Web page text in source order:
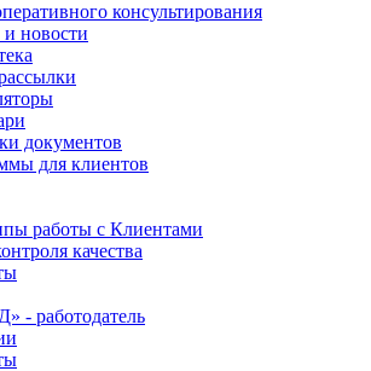
консультирования
новости
документов
для клиентов
работы с Клиентами
качества
- работодатель